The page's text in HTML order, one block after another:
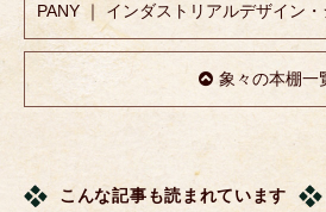
PANY ｜ インダストリアルデザイン
象々の本棚一
こんな記事も読まれています